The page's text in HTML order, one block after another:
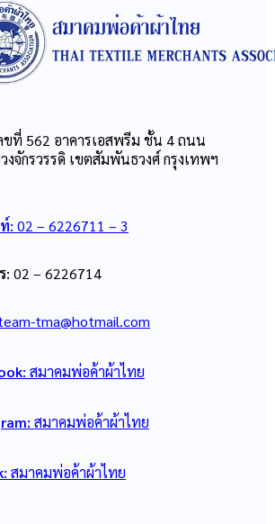
ขที่ 562 อาคารเอสพรีม ชั้น 4 ถนน
งจักรวรรดิ เขตสัมพันธวงศ์ กรุงเทพฯ
: 02 – 6226711 – 3
: 02 – 6226714
tma@hotmail.com
สมาคมพ่อค้าผ้าไทย
สมาคมพ่อค้าผ้าไทย
สมาคมพ่อค้าผ้าไทย